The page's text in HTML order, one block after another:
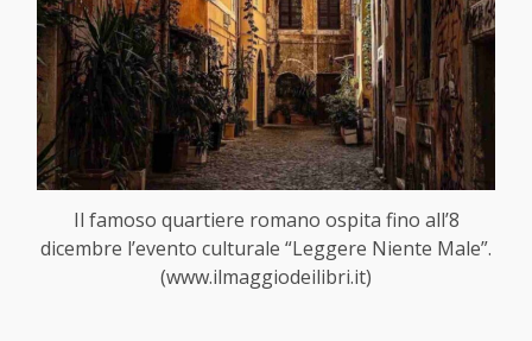
Il famoso quartiere romano ospita fino all’8
dicembre l’evento culturale “Leggere Niente Male”.
(www.ilmaggiodeilibri.it)